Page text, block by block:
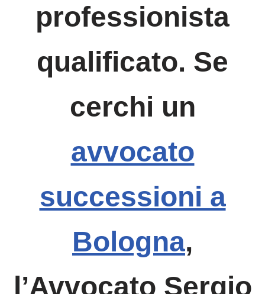
professionista
qualificato. Se
cerchi un
avvocato
successioni a
Bologna,
l’Avvocato Sergio